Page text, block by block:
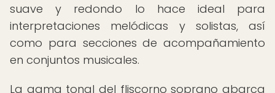
suave y redondo lo hace ideal para
interpretaciones melódicas y solistas, así
como para secciones de acompañamiento
en conjuntos musicales.
La gama tonal del fliscorno soprano abarca